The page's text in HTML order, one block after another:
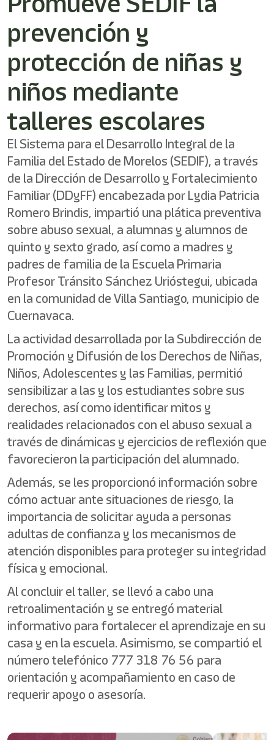
Este
directo
activa
lector
de
pantalla
para
ayudarle
navegar
interactuar
con
contenido.
prevención y
protección de niñas y
niños mediante
talleres escolares
El Sistema para el Desarrollo Integral de la
Familia del Estado de Morelos (SEDIF), a través
de la Dirección de Desarrollo y Fortalecimiento
Familiar (DDyFF) encabezada por Lydia Patricia
Romero Brindis, impartió una plática preventiva
sobre abuso sexual, a alumnas y alumnos de
quinto y sexto grado, así como a madres y
padres de familia de la Escuela Primaria
Profesor Tránsito Sánchez Urióstegui, ubicada
en la comunidad de Villa Santiago, municipio de
Cuernavaca.
La actividad desarrollada por la Subdirección de
Promoción y Difusión de los Derechos de Niñas,
Niños, Adolescentes y las Familias, permitió
sensibilizar a las y los estudiantes sobre sus
derechos, así como identificar mitos y
realidades relacionados con el abuso sexual a
través de dinámicas y ejercicios de reflexión que
favorecieron la participación del alumnado.
Además, se les proporcionó información sobre
cómo actuar ante situaciones de riesgo, la
importancia de solicitar ayuda a personas
adultas de confianza y los mecanismos de
atención disponibles para proteger su integridad
física y emocional.
Al concluir el taller, se llevó a cabo una
retroalimentación y se entregó material
informativo para fortalecer el aprendizaje en su
casa y en la escuela. Asimismo, se compartió el
número telefónico 777 318 76 56 para
orientación y acompañamiento en caso de
requerir apoyo o asesoría.